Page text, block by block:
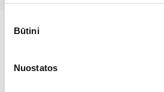
pasirinkimas
Būtini
Nuostatos